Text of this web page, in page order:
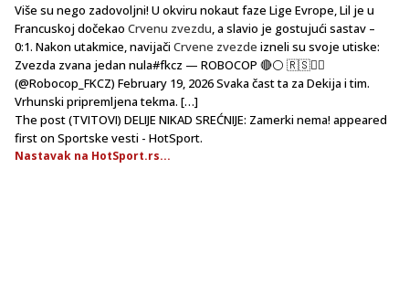
Više su nego zadovoljni! U okviru nokaut faze Lige Evrope, Lil je u
Francuskoj dočekao Crvenu zvezdu, a slavio je gostujući sastav –
0:1. Nakon utakmice, navijači Crvene zvezde izneli su svoje utiske:
Zvezda zvana jedan nula#fkcz — ROBOCOP 🔴⚪️ 🇷🇸🏴‍☠️
(@Robocop_FKCZ) February 19, 2026 Svaka čast ta za Dekija i tim.
Vrhunski pripremljena tekma. […]
The post (TVITOVI) DELIJE NIKAD SREĆNIJE: Zamerki nema! appeared
first on Sportske vesti - HotSport.
Nastavak na HotSport.rs...